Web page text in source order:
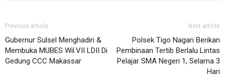
Previous article
Gubernur Sulsel Menghadiri &
Membuka MUBES Wil.VII LDII Di
Gedung CCC Makassar
Next article
Polsek Tigo Nagari Berikan
Pembinaan Tertib Berlalu Lintas
Pelajar SMA Negeri 1, Selama 3
Hari